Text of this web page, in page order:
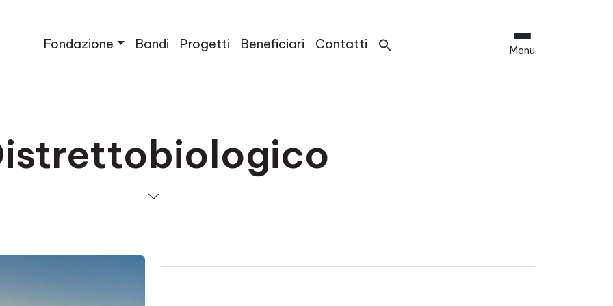
Fondazione Bandi Progetti Beneficiari Contatti Menu